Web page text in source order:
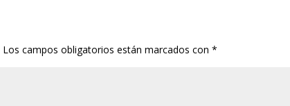
Los campos obligatorios están marcados con*